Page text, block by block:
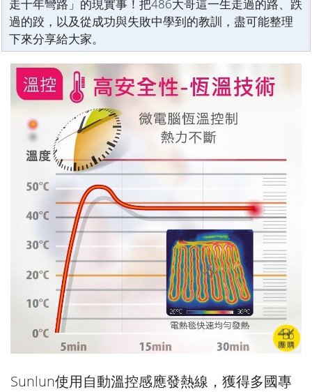
走十年彎路」的現實事！把486大哥這一生走過的路、跌
過的跤，以及從成功與失敗中學到的教訓，盡可能整理
下來分享給大家。
Sunlun使用自動溫控感應發熱線，獲得多國專